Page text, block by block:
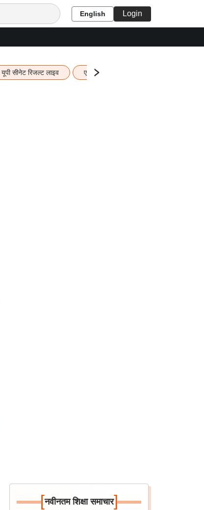
English Login
यूपी सीनेट रिजल्ट लाइव एचबीएसई 12वीं का रिजल्ट लाइव
[नवीनतम शिक्षा समाचार]